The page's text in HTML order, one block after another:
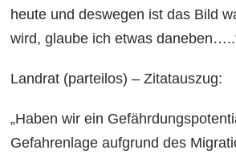
heute und deswegen ist das Bild
wird, glaube ich etwas
Landrat (parteilos) – Zitatauszug:
„Haben wir ein
Gefahrenlage aufgrund des